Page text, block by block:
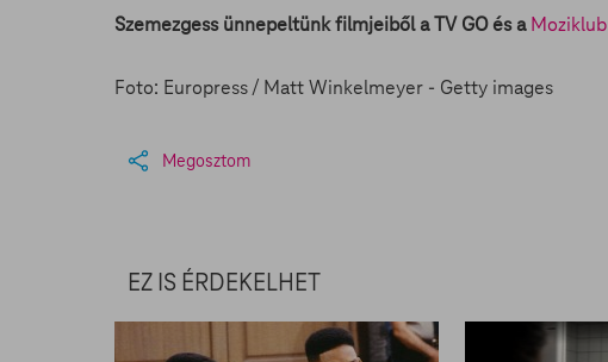
Szemezgess ünnepeltünk filmjeiből a TV GO és aMoziklub
Foto: Europress / Matt Winkelmeyer - Getty images
Megosztom
EZ IS ÉRDEKELHET